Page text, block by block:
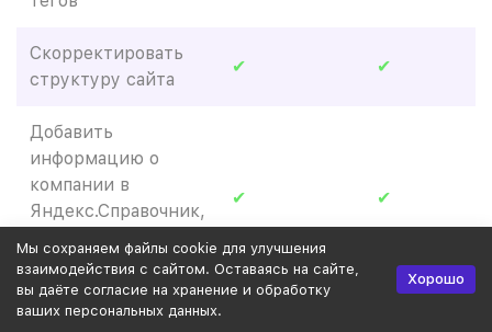
Скорректировать
структуру сайта
✔ ✔
Добавить
информацию о
компании в
Яндекс.Справочник,
Google Мой бизнес
и 2ГИС
✔ ✔
Доработать
Мы сохраняем файлы cookie для улучшения
взаимодействия с сайтом. Оставаясь на сайте,
вы даёте согласие на хранение и обработку
ваших персональных данных.
Хорошо